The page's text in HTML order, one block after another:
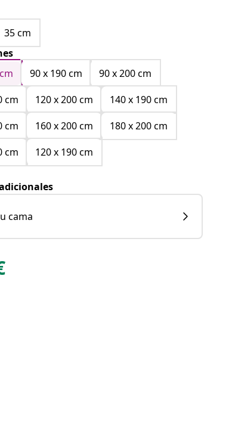
35 cm
90 x 190 cm
90 x 200 cm
cm
120 x 200 cm
140 x 190 cm
cm
160 x 200 cm
180 x 200 cm
cm
120 x 190 cm
cama